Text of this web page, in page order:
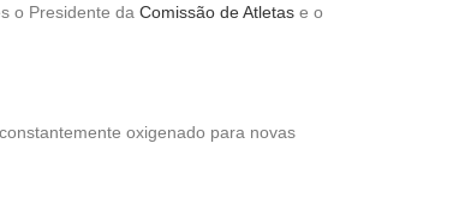
o Presidente da Comissão de Atletas e o
oxigenado para novas